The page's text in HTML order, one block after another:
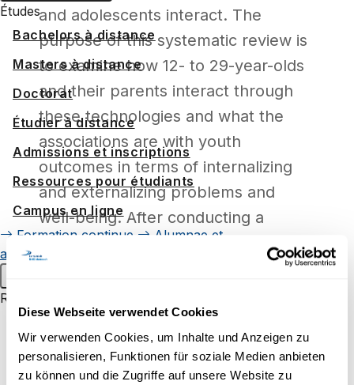
Diese Webseite verwendet Cookies
Wir verwenden Cookies, um Inhalte und Anzeigen zu
personalisieren, Funktionen für soziale Medien anbieten
zu können und die Zugriffe auf unsere Website zu
Études
Bachelors à distance
Masters à distance
Doctorat
Étudier à distance
Admissions et inscriptions
Ressources pour étudiants
Campus en ligne
Formation continue
Alumnae et
alumni
Recherche
Projets de recherche au sein
d'UniDistance Suisse
and adolescents interact. The
purpose of this systematic review is
to examine how 12- to 29-year-olds
and their parents interact through
these technologies and what the
associations are with youth
outcomes in terms of internalizing
and externalizing problems and
well-being. After conducting a
detailed and broad literature search,
extracted will be synthesized to
summarize the included studies.